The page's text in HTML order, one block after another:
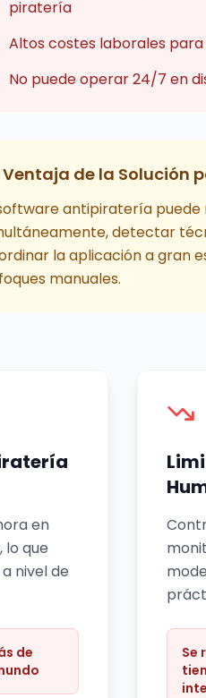
piratería
Altos costes laborales
No puede operar 24/7 en
Ventaja de la Solución
antipiratería
detectar
la aplicación a gran
manuales.
en
lo que
nivel de
de
Se